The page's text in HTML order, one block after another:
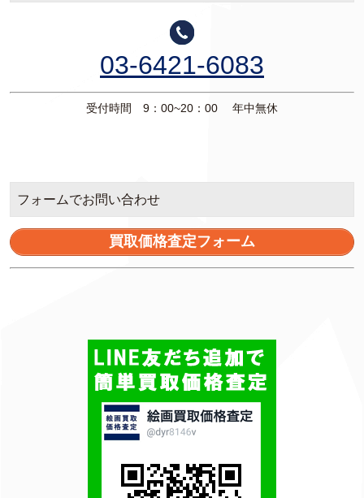
03-6421-6083
受付時間 9：00~20：00 年中無休
フォームでお問い合わせ
買取価格査定フォーム